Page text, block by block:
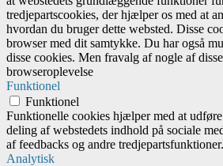
tredjepartscookies, der hjælper os med at
hvordan du bruger dette websted. Disse
browser med dit samtykke. Du har også
disse cookies. Men fravalg af nogle af
browseroplevelse
Funktionel
Funktionel
Funktionelle cookies hjælper med at
deling af webstedets indhold på sociale
af feedbacks og andre tredjepartsfunktioner.
Analytisk